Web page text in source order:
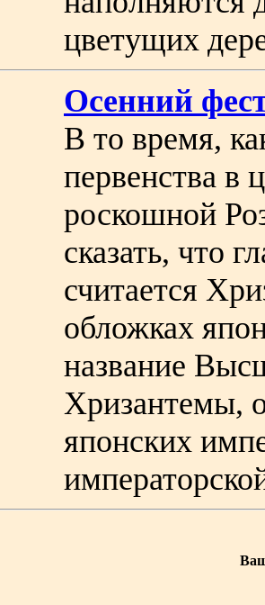
цветущих
Осенний
В то время,
первенства в
роскошной
сказать, что
считается
обложках
название
Хризантемы,
японских